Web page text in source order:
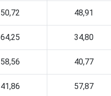
50,72 48,91
64,25 34,80
58,56 40,77
41,86 57,87